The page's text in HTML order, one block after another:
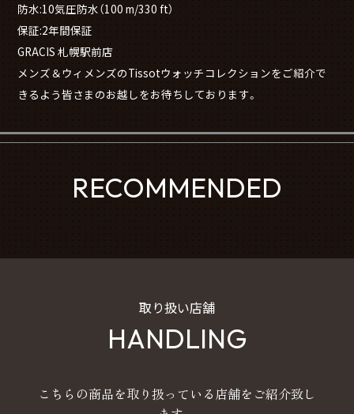
防水:10気圧防水（100 m/330 ft）
保証:2年間保証
GRACIS 札幌駅前店
メンズ＆ウィメンズのTissotウォッチコレクションをご紹介で
きるよう皆さまのお越しをお待ちしております。
RECOMMENDED
取り扱い店舗
HANDLING
こちらの商品を取り扱っている店舗をご紹介致し